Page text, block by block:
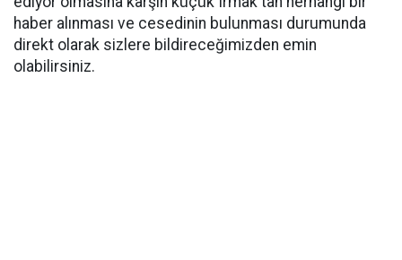
haber alınması ve cesedinin bulunması durumunda
direkt olarak sizlere bildireceğimizden emin
olabilirsiniz.